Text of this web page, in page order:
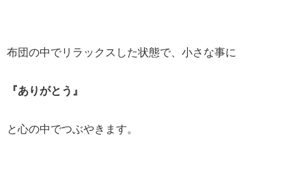
布団の中でリラックスした状態で、小さな事に
『ありがとう』
と心の中でつぶやきます。